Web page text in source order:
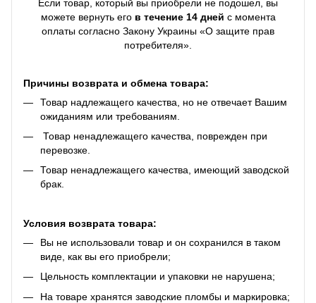
Если товар, который вы приобрели не подошел, вы
можете вернуть его в течение 14 дней с момента
оплаты согласно Закону Украины «О защите прав
потребителя».
Причины возврата и обмена товара:
Товар надлежащего качества, но не отвечает Вашим
ожиданиям или требованиям.
Товар ненадлежащего качества, поврежден при
перевозке.
Товар ненадлежащего качества, имеющий заводской
брак.
Условия возврата товара:
Вы не использовали товар и он сохранился в таком
виде, как вы его приобрели;
Цельность комплектации и упаковки не нарушена;
На товаре хранятся заводские пломбы и маркировка;